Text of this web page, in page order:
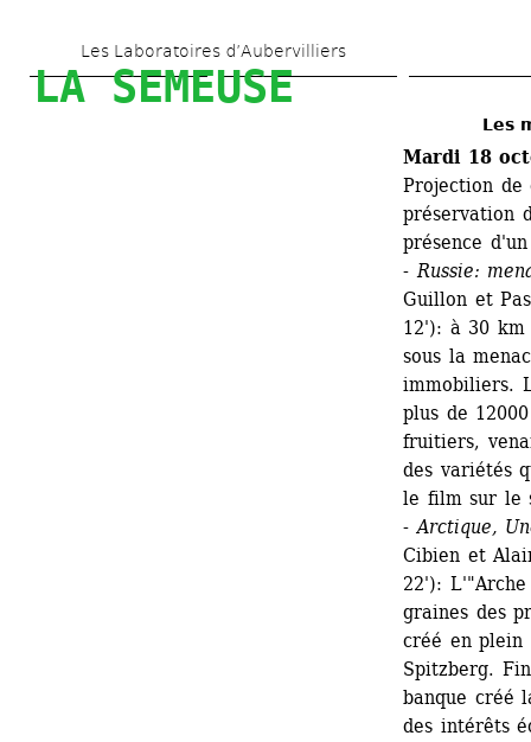
au
contenu
Les Laboratoires d’Aubervilliers
LA SEMEUSE
Les
Mardi 18
Projection de
préservation
présence
- Russie:
Guillon et
12'): à 30 km
sous la
immobiliers.
plus de
fruitiers,
des variétés
le film sur le
- Arctique,
Cibien et
22'):
graines des
créé en plein
Spitzberg.
banque créé
des intérêts